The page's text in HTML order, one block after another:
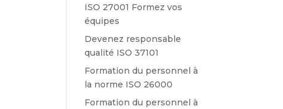
ISO 27001 Formez vos
équipes
Devenez responsable
qualité ISO 37101
Formation du personnel à
la norme ISO 26000
Formation du personnel à